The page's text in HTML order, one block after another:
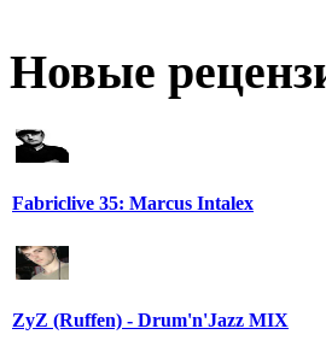
Новые
Fabriclive 35: Marcus Intalex
ZyZ (Ruffen) - Drum'n'Jazz MIX